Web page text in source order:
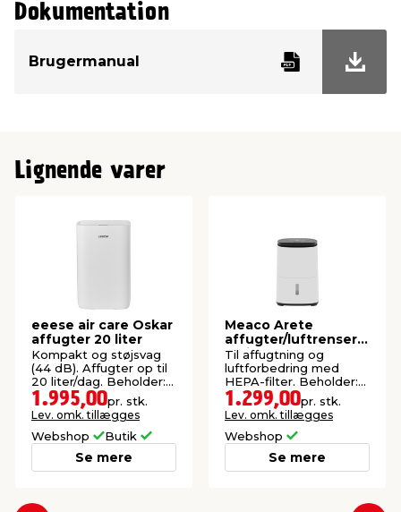
Dokumentation
Brugermanual
Lignende varer
eeese air care Oskar
affugter 20 liter
Kompakt og støjsvag
(44 dB). Affugter op til
20 liter/dag. Beholder:
4,5 liter.
1.995,00pr. stk.
Lev. omk. tillægges
Webshop Butik
Se mere
Meaco Arete
affugter/luftrenser
10 liter
Til affugtning og
luftforbedring med
HEPA-filter. Beholder:
2,5 liter.
1.299,00pr. stk.
Lev. omk. tillægges
Webshop
Se mere